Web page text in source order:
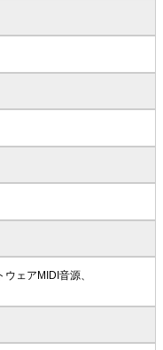
ェアMIDI音源、